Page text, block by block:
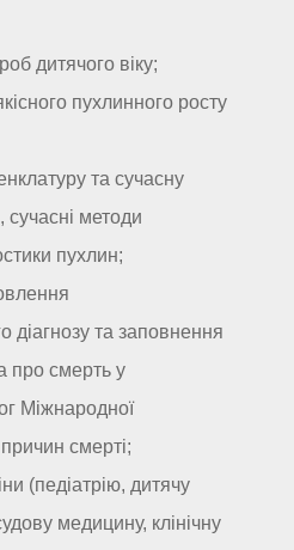
дитячого віку;
пухлинного росту
та сучасну
сучасні методи
пухлин;
діагнозу та заповнення
про смерть у
Міжнародної
смерті;
(педіатрію, дитячу
медицину, клінічну